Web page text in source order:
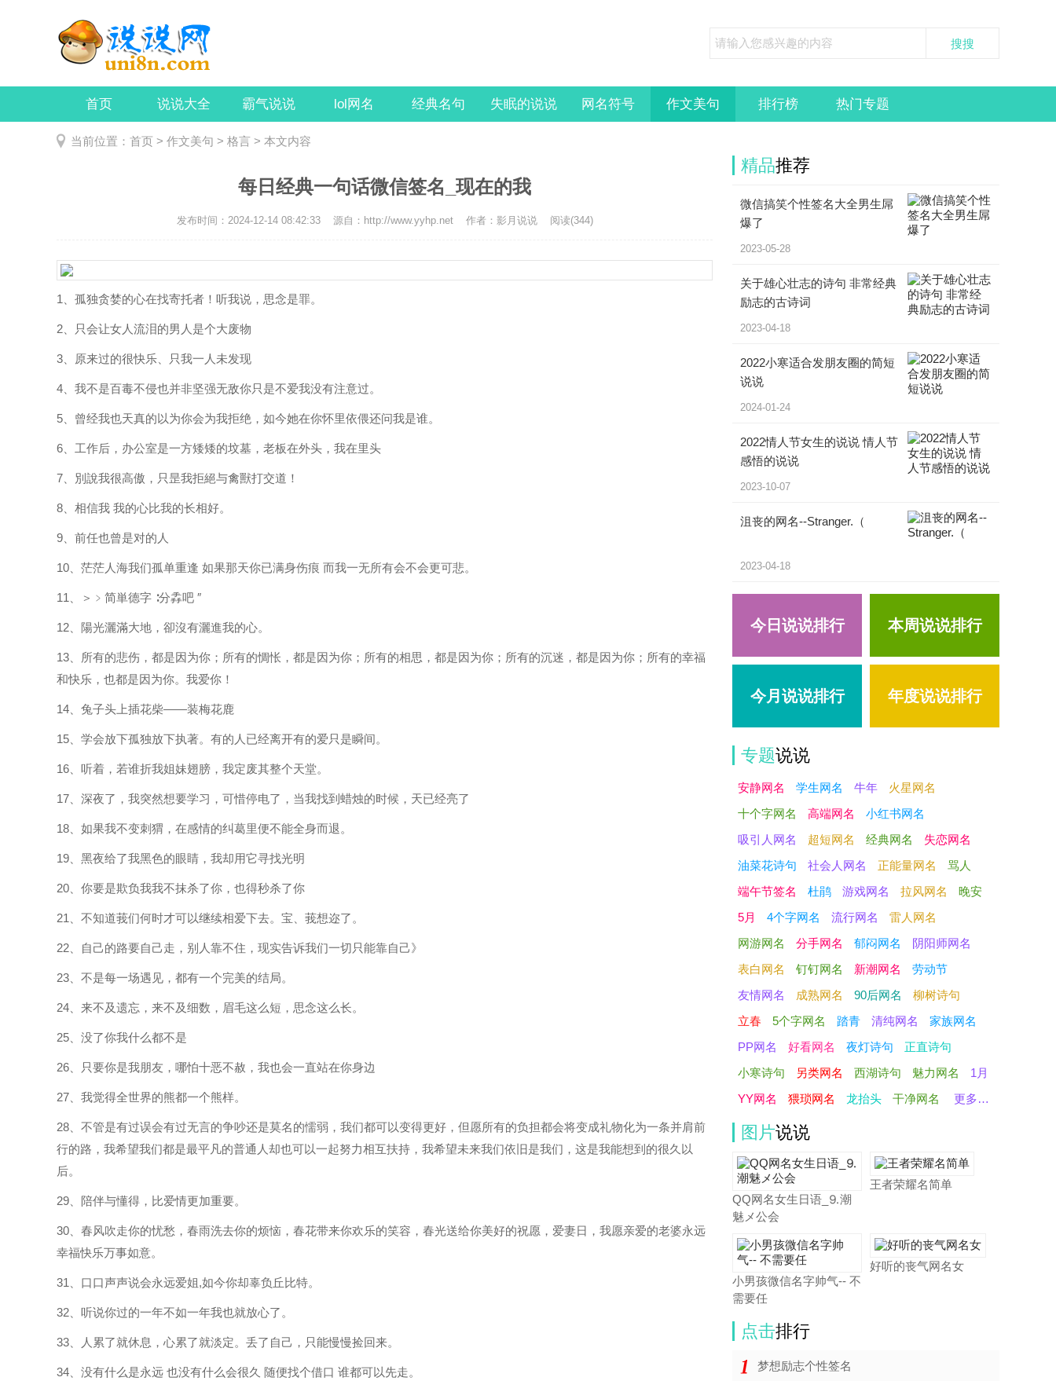
首页 说说大全 霸气说说 lol网名 经典名句 失眠的说说 网名符号 作文美句 排行榜 热门专题
当前位置： 首页 > 作文美句 > 格言 > 本文内容
每日经典一句话微信签名_现在的我
发布时间：2024-12-14 08:42:33 源自：http://www.yyhp.net 作者：影月说说 阅读(344)
1、孤独贪婪的心在找寄托者！听我说，思念是罪。
2、只会让女人流泪的男人是个大废物
3、原来过的很快乐、只我一人未发现
4、我不是百毒不侵也并非坚强无敌你只是不爱我没有注意过。
5、曾经我也天真的以为你会为我拒绝，如今她在你怀里依偎还问我是谁。
6、工作后，办公室是一方矮矮的坟墓，老板在外头，我在里头
7、別說我很高傲，只昰我拒絕与禽獸打交道！
8、相信我 我的心比我的长相好。
9、前任也曾是对的人
10、茫茫人海我们孤单重逢 如果那天你已满身伤痕 而我一无所有会不会更可悲。
11、＞﹥简単德字 ∶分掱吧 ″
12、陽光灑滿大地，卻沒有灑進我的心。
13、所有的悲伤，都是因为你；所有的惆怅，都是因为你；所有的相思，都是因为你；所有的沉迷，都是因为你；所有的幸福
和快乐，也都是因为你。我爱你！
14、兔子头上插花柴——装梅花鹿
15、学会放下孤独放下执著。有的人已经离开有的爱只是瞬间。
16、听着，若谁折我姐妹翅膀，我定废其整个天堂。
17、深夜了，我突然想要学习，可惜停电了，当我找到蜡烛的时候，天已经亮了
18、如果我不变刺猬，在感情的纠葛里便不能全身而退。
19、黑夜给了我黑色的眼睛，我却用它寻找光明
20、你要是欺负我我不抹杀了你，也得秒杀了你
21、不知道莪们何时才可以继续相爱下去。宝、莪想迩了。
22、自己的路要自己走，别人靠不住，现实告诉我们一切只能靠自己》
23、不是每一场遇见，都有一个完美的结局。
24、来不及遗忘，来不及细数，眉毛这么短，思念这么长。
25、没了你我什么都不是
26、只要你是我朋友，哪怕十恶不赦，我也会一直站在你身边
27、我觉得全世界的熊都一个熊样。
28、不管是有过误会有过无言的争吵还是莫名的懦弱，我们都可以变得更好，但愿所有的负担都会将变成礼物化为一条并肩前
行的路，我希望我们都是最平凡的普通人却也可以一起努力相互扶持，我希望未来我们依旧是我们，这是我能想到的很久以
后。
29、陪伴与懂得，比爱情更加重要。
30、春风吹走你的忧愁，春雨洗去你的烦恼，春花带来你欢乐的笑容，春光送给你美好的祝愿，爱妻日，我愿亲爱的老婆永远
幸福快乐万事如意。
31、口口声声说会永远爱姐,如今你却辜负丘比特。
32、听说你过的一年不如一年我也就放心了。
33、人累了就休息，心累了就淡定。丢了自己，只能慢慢捡回来。
34、没有什么是永远 也没有什么会很久 随便找个借口 谁都可以先走。
精品推荐
微信搞笑个性签名大全男生屌
爆了
2023-05-28
关于雄心壮志的诗句 非常经典
励志的古诗词
2023-04-18
2022小寒适合发朋友圈的简短
说说
2024-01-24
2022情人节女生的说说 情人节
感悟的说说
2023-10-07
沮丧的网名--Stranger.（
2023-04-18
今日说说排行 本周说说排行
今月说说排行 年度说说排行
专题说说
安静网名 学生网名 牛年
火星网名
十个字网名
高端网名
小红书网名
吸引人网名
超短网名 经典网名
失恋网名
油菜花诗句
社会人网名 正能量网名
骂人
端午节签名
杜鹃 游戏网名 拉风网名
晚安
5月
4个字网名 流行网名
雷人网名
网游网名
分手网名 郁闷网名
阴阳师网名
表白网名
钉钉网名 新潮网名
劳动节
友情网名
成熟网名 90后网名
柳树诗句
立春
5个字网名 踏青 清纯网名
家族网名
PP网名
好看网名 夜灯诗句
正直诗句
小寒诗句
另类网名 西湖诗句 魅力网名
1月
YY网名
猥琐网名 龙抬头 干净网名 更多…
图片说说
QQ网名女生日语_⒐潮
魅メ公会
王者荣耀名简单
小男孩微信名字帅气-- 不
需要任
好听的丧气网名女
点击排行
梦想励志个性签名